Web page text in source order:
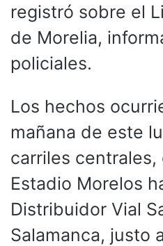
registró sobre el
de Morelia,
policiales.
Los hechos
mañana de este
carriles
Estadio Morelos
Distribuidor Vial
Salamanca, justo